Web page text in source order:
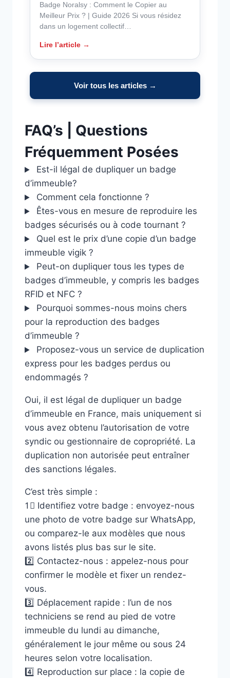
Badge Noralsy : Comment le Copier au
Meilleur Prix ? | Guide 2026 Si vous résidez
dans un logement collectif…
Lire l’article →
Voir tous les articles →
FAQ’s | Questions
Fréquemment Posées
Est-il légal de dupliquer un badge
d’immeuble?
Comment cela fonctionne ?
Êtes-vous en mesure de reproduire les
badges sécurisés ou à code tournant ?
Quel est le prix d’une copie d’un badge
immeuble vigik ?
Peut-on dupliquer tous les types de
badges d’immeuble, y compris les badges
RFID et NFC ?
Pourquoi sommes-nous moins chers
pour la reproduction des badges
d’immeuble ?
Proposez-vous un service de duplication
express pour les badges perdus ou
endommagés ?
Oui, il est légal de dupliquer un badge
d’immeuble en France, mais uniquement si
vous avez obtenu l’autorisation de votre
syndic ou gestionnaire de copropriété. La
duplication non autorisée peut entraîner
des sanctions légales.
C’est très simple :
1⃣ Identifiez votre badge : envoyez-nous
une photo de votre badge sur WhatsApp,
ou comparez-le aux modèles que nous
avons listés plus bas sur le site.
2️⃣ Contactez-nous : appelez-nous pour
confirmer le modèle et fixer un rendez-
vous.
3️⃣ Déplacement rapide : l’un de nos
techniciens se rend au pied de votre
immeuble du lundi au dimanche,
généralement le jour même ou sous 24
heures selon votre localisation.
4️⃣ Reproduction sur place : la copie de